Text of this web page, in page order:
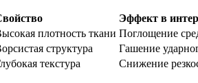
Эффект в
плотность ткани Поглощение
структура
Гашение
текстура Снижение